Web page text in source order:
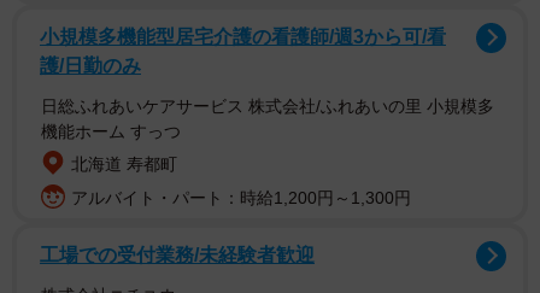
しかしある時をきっかけに、SNS上で「成績が落ちたら殴
ってくるブラック塾」「分からなかったらカンニングしろ
と指導される」などの誹謗中傷ともいえる投稿が目立つよ
うになってきました。誹謗中傷のコメントは特定のアカウ
ントが発信しており、内容も徐々にエスカレートし、我慢
の限界を迎えたAさんは弁護士に相談し本人を特定すること
小規模多機能型居宅介護の看護師/週3から可/看
護/日勤のみ
日総ふれあいケアサービス 株式会社/ふれあいの里 小規模多
機能ホーム すっつ
北海道 寿都町
アルバイト・パート：時給1,200円～1,300円
工場での受付業務/未経験者歓迎